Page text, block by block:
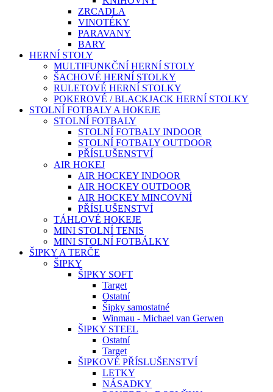
ZRCADLA
VINOTÉKY
PARAVANY
BARY
HERNÍ STOLY
MULTIFUNKČNÍ HERNÍ STOLY
ŠACHOVÉ HERNÍ STOLKY
RULETOVÉ HERNÍ STOLKY
POKEROVÉ / BLACKJACK HERNÍ STOLKY
STOLNÍ FOTBALY A HOKEJE
STOLNÍ FOTBALY
STOLNÍ FOTBALY INDOOR
STOLNÍ FOTBALY OUTDOOR
PŘÍSLUŠENSTVÍ
AIR HOKEJ
AIR HOCKEY INDOOR
AIR HOCKEY OUTDOOR
AIR HOCKEY MINCOVNÍ
PŘÍSLUŠENSTVÍ
TÁHLOVÉ HOKEJE
MINI STOLNÍ TENIS
MINI STOLNÍ FOTBÁLKY
ŠIPKY A TERČE
ŠIPKY
ŠIPKY SOFT
Target
Ostatní
Šipky samostatné
Winmau - Michael van Gerwen
ŠIPKY STEEL
Ostatní
Target
ŠIPKOVÉ PŘÍSLUŠENSTVÍ
LETKY
NÁSADKY